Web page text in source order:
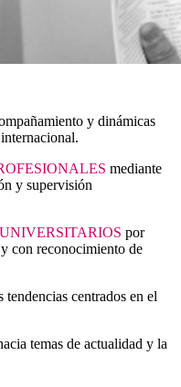
y dinámicas
mediante
y supervisión
por
con reconocimiento de
centrados en el
temas de actualidad y la